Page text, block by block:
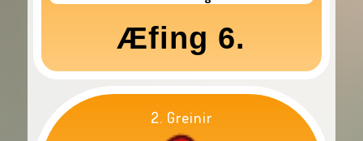
Æfing 6.
2. Greinir